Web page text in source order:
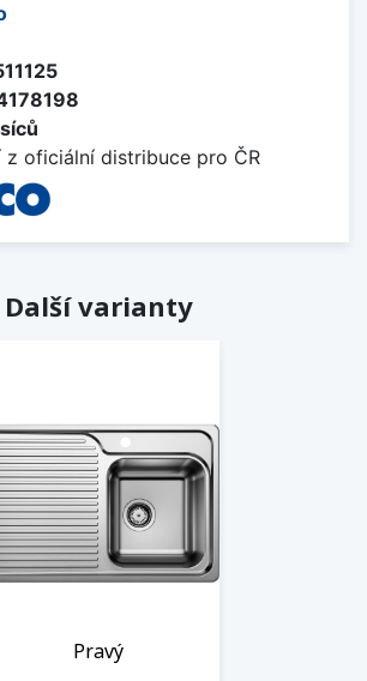
z oficiální distribuce pro ČR
Další varianty
Pravý